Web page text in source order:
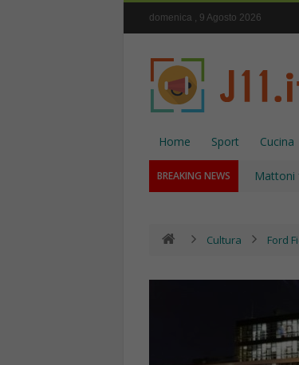
domenica , 9 Agosto 2026
Home Sport Cucina
BREAKING NEWS Mattoni
Cultura Ford